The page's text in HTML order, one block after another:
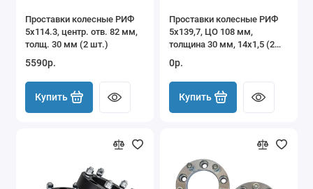
Проставки колесные РИФ
5x114.3, центр. отв. 82 мм,
толщ. 30 мм (2 шт.)
5590р.
Купить
Проставки колесные РИФ
5x139,7, ЦО 108 мм,
толщина 30 мм, 14x1,5 (2
0р.
Купить